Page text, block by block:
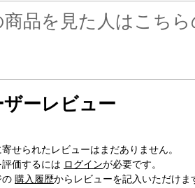
商品を見た人はこち
ザーレビュー
せられたレビューはまだありません。
価するには ログインが必要です。
の 購入履歴からレビューを記入いただけま